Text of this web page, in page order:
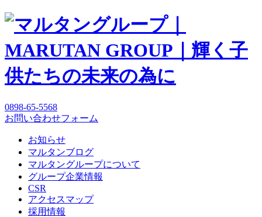
0898-65-5568
お問い合わせフォーム
お知らせ
マルタンブログ
マルタングループについて
グループ企業情報
CSR
アクセスマップ
採用情報